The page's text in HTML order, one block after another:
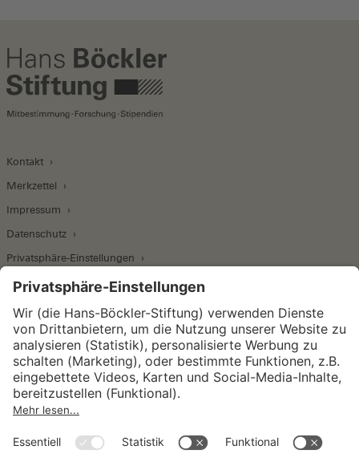
Kontakt
Merkzettel
Impressum
Datenschutz
Privatsphäre-Einstellungen
Wirtschafts- und Sozialwissenschaftliches Institut
Institut für Makroökonomie und
Konjunkturforschung